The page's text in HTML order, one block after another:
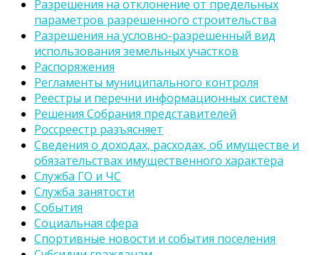
Разрешения на отклонение от предельных
параметров разрешенного строительства
Разрешения на условно-разрешенный вид
использования земельных участков
Распоряжения
Регламенты муниципального контроля
Реестры и перечни информационных систем
Решения Собрания представителей
Россреестр разъясняет
Сведения о доходах, расходах, об имуществе и
обязательствах имущественного характера
Служба ГО и ЧС
Служба занятости
События
Социальная сфера
Спортивные новости и события поселения